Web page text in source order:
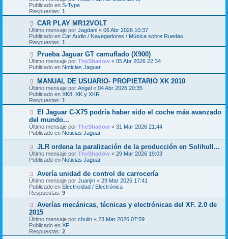
n
s
a
e
e
v
o
m
e
n
s
a
e
Publicado en S-Type
Respuestas: 1
N
u
e
v
o
m
e
n
s
e
CAR PLAY MR12VOLT
Último mensaje por Jagdani « 06 Abr 2026 10:37
Publicado en Car Audio / Navegadores / Música sobre Ruedas
Respuestas: 1
N
u
e
v
o
m
e
n
s
e
Prueba Jaguar GT camuflado (X900)
Último mensaje por TheShadow « 05 Abr 2026 22:34
Publicado en Noticias Jaguar
N
u
e
v
o
m
e
n
s
a
j
e
MANUAL DE USUARIO- PROPIETARIO XK 2010
Último mensaje por Angel « 04 Abr 2026 20:35
Publicado en XK8, XK y XKR
Respuestas: 1
N
u
e
v
o
m
e
n
s
a
e
El Jaguar C-X75 podría haber sido el coche más avanzado
del mundo...
Último mensaje por TheShadow « 31 Mar 2026 21:44
Publicado en Noticias Jaguar
N
u
e
v
m
e
n
s
e
JLR ordena la paralización de la producción en Solihull...
Último mensaje por TheShadow « 29 Mar 2026 19:03
Publicado en Noticias Jaguar
N
u
e
v
o
m
e
n
s
a
j
Avería unidad de control de carrocería
Último mensaje por Juanjin « 29 Mar 2026 17:41
Publicado en Electricidad / Electrónica
Respuestas: 9
N
u
e
v
o
m
Averías mecánicas, técnicas y electrónicas del XF. 2.0 de
2015
Último mensaje por chulin « 23 Mar 2026 07:59
Publicado en XF
Respuestas: 2